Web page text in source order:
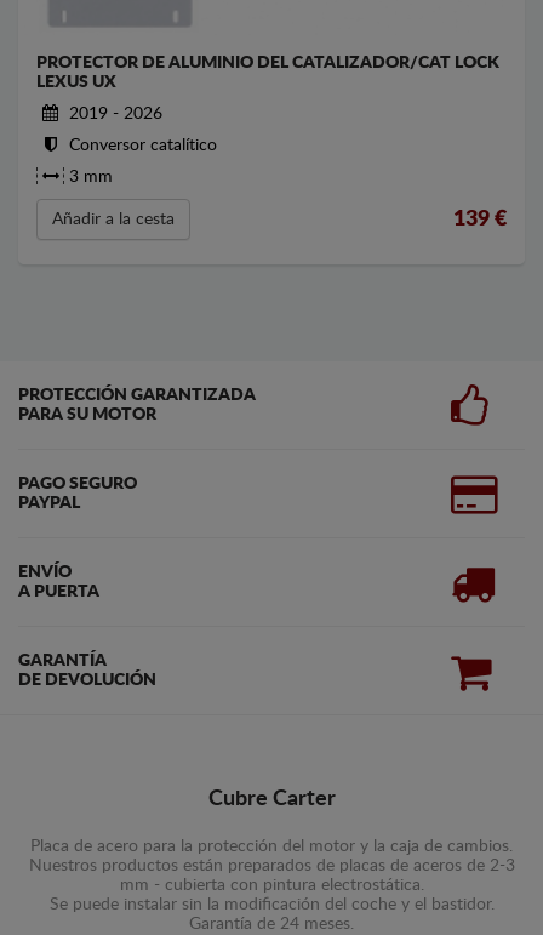
PROTECTOR DE ALUMINIO DEL CATALIZADOR/CAT LOCK
LEXUS UX
2019 - 2026
Conversor catalítico
3 mm
Añadir a la cesta 139 €
PROTECCIÓN GARANTIZADA
PARA SU MOTOR
PAGO SEGURO
PAYPAL
ENVÍO
A PUERTA
GARANTÍA
DE DEVOLUCIÓN
Cubre Carter
Placa de acero para la protección del motor y la caja de cambios.
Nuestros productos están preparados de placas de aceros de 2-3
mm - cubierta con pintura electrostática.
Se puede instalar sin la modificación del coche y el bastidor.
Garantía de 24 meses.